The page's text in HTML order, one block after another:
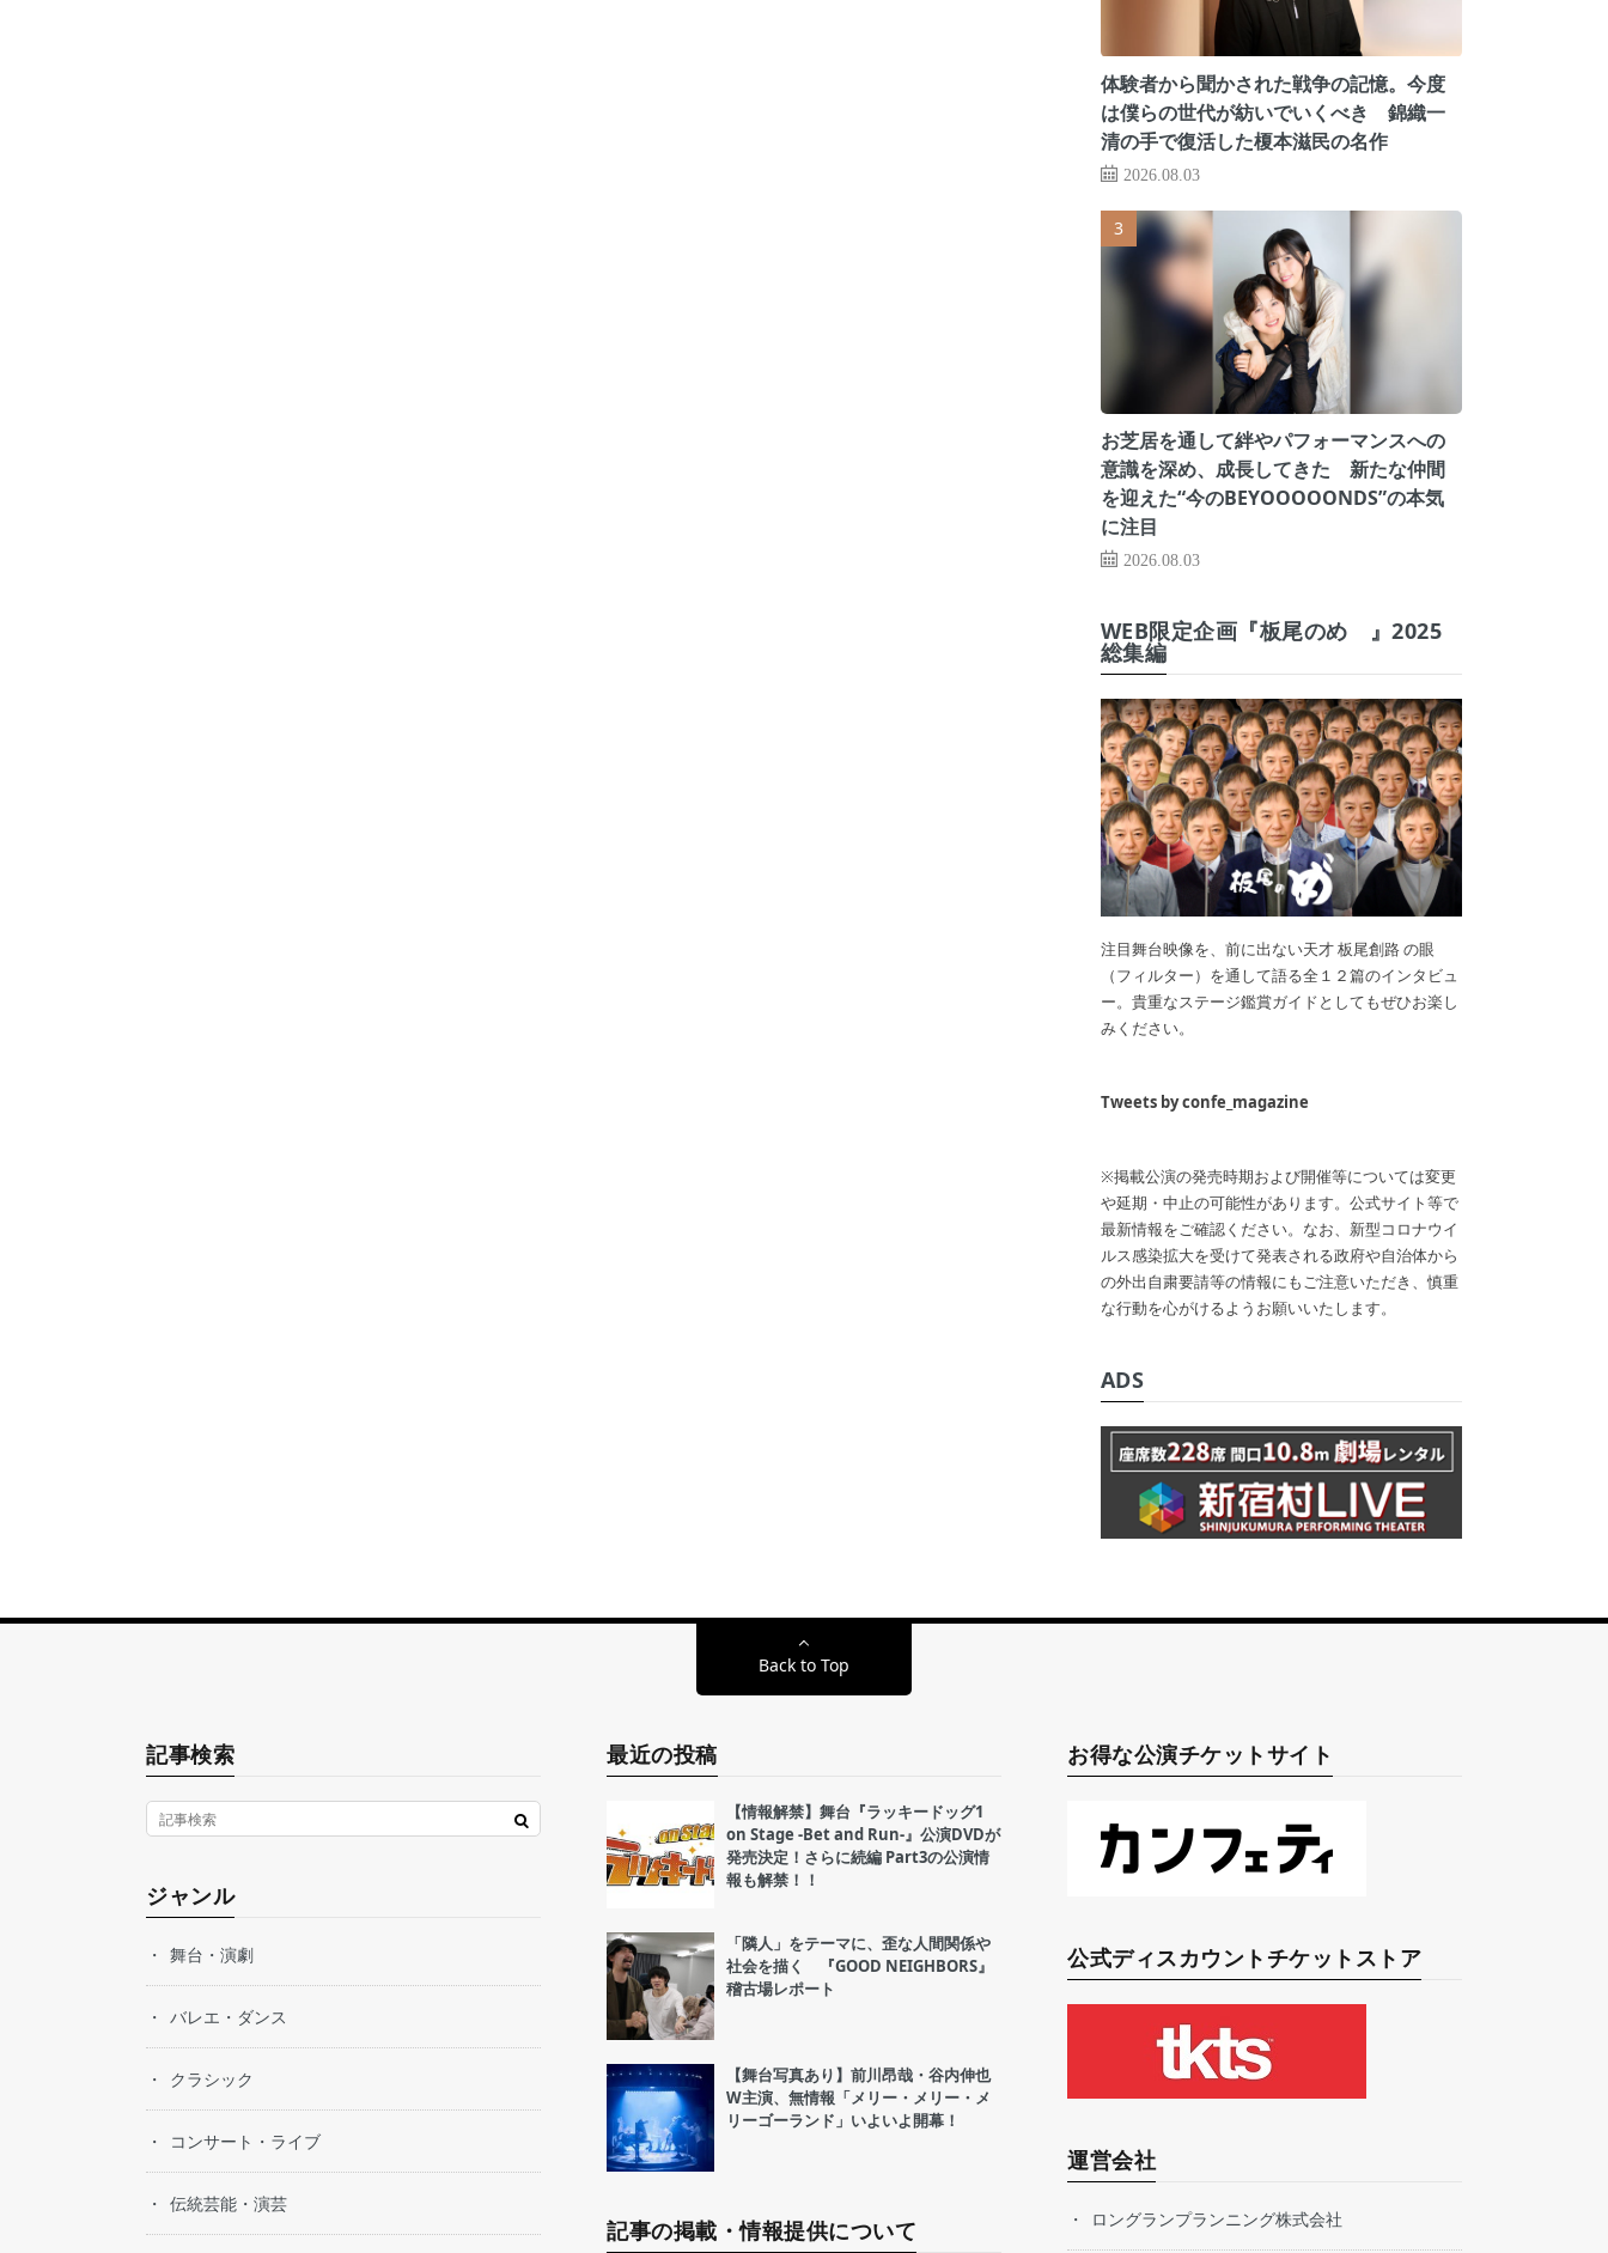
体験者から聞かされた戦争の記憶。今度
は僕らの世代が紡いでいくべき 錦織一
清の手で復活した榎本滋民の名作
2026.08.03
お芝居を通して絆やパフォーマンスへの
意識を深め、成長してきた 新たな仲間
を迎えた“今のBEYOOOOONDS”の本気
に注目
2026.08.03
WEB限定企画『板尾のめ゙』2025
総集編
注目舞台映像を、前に出ない天才 板尾創路 の眼
（フィルター）を通して語る全１２篇のインタビュ
ー。貴重なステージ鑑賞ガイドとしてもぜひお楽し
みください。
Tweets by confe_magazine
※掲載公演の発売時期および開催等については変更
や延期・中止の可能性があります。公式サイト等で
最新情報をご確認ください。なお、新型コロナウイ
ルス感染拡大を受けて発表される政府や自治体から
の外出自粛要請等の情報にもご注意いただき、慎重
な行動を心がけるようお願いいたします。
ADS
Back to Top
記事検索
ジャンル
舞台・演劇
バレエ・ダンス
クラシック
コンサート・ライブ
伝統芸能・演芸
最近の投稿
【情報解禁】舞台『ラッキードッグ1
on Stage -Bet and Run-』公演DVDが
発売決定！さらに続編 Part3の公演情
報も解禁！！
「隣人」をテーマに、歪な人間関係や
社会を描く 『GOOD NEIGHBORS』
稽古場レポート
【舞台写真あり】前川昂哉・谷内伸也
W主演、無情報「メリー・メリー・メ
リーゴーランド」いよいよ開幕！
記事の掲載・情報提供について
お得な公演チケットサイト
公式ディスカウントチケットストア
運営会社
ロングランプランニング株式会社